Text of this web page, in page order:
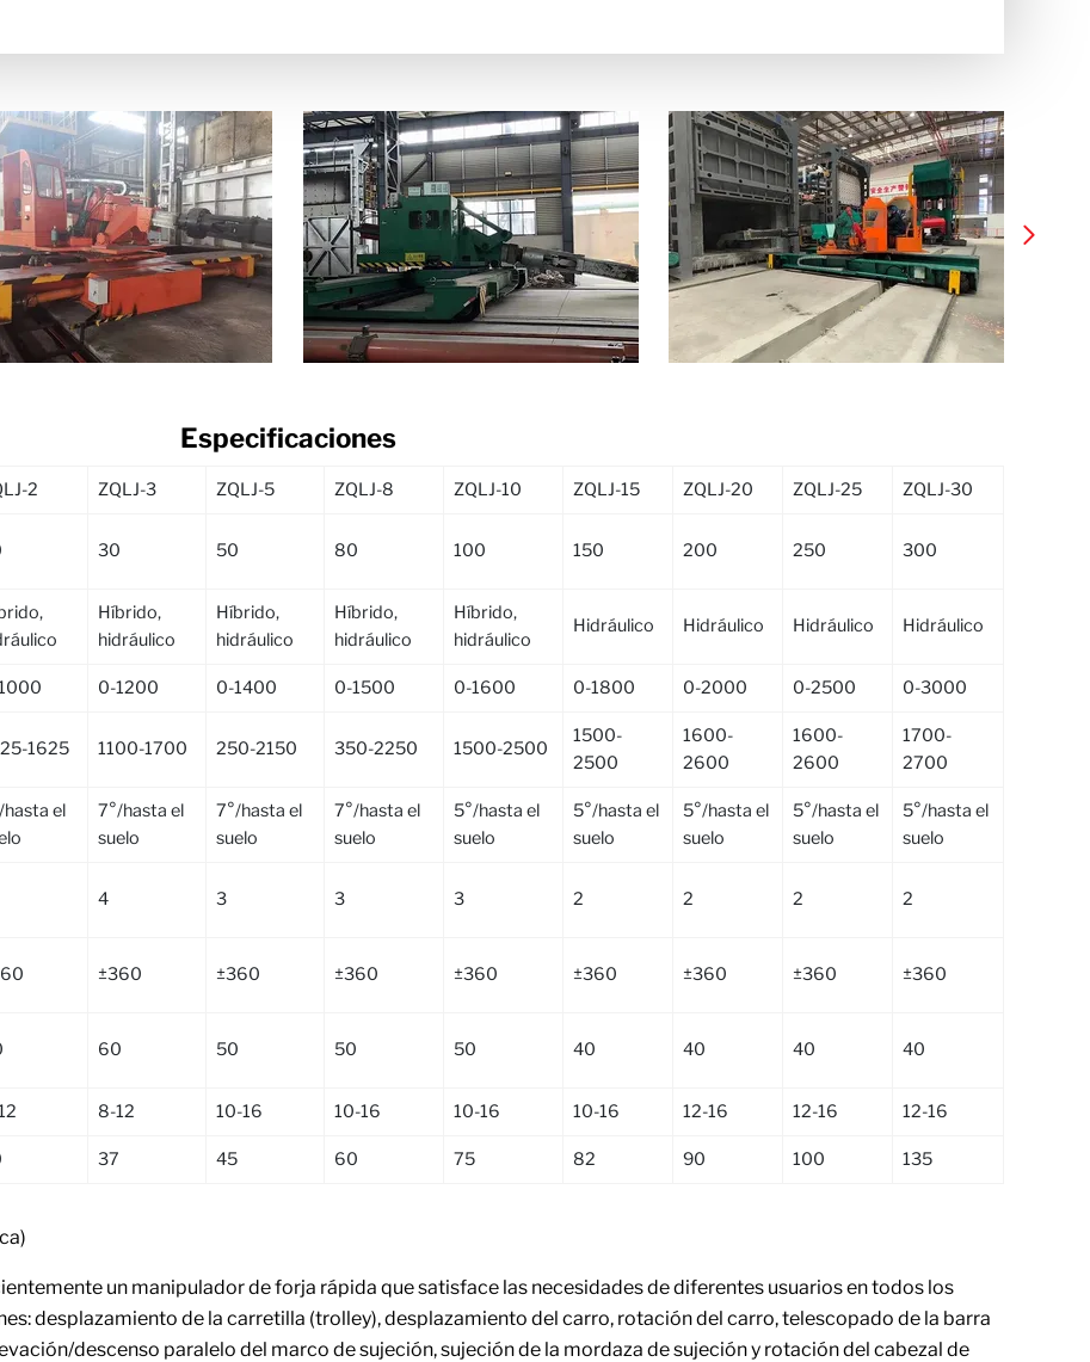
Especificaciones
2 ZQLJ-3 ZQLJ-5 ZQLJ-8 ZQLJ-10 ZQLJ-15 ZQLJ-20 ZQLJ-25 ZQLJ-30
30 50 80 100 150 200 250 300
Híbrido,
hidráulico
Híbrido,
hidráulico
Híbrido,
hidráulico
Híbrido,
hidráulico
Hidráulico Hidráulico Hidráulico Hidráulico
0-1200 0-1400 0-1500 0-1600 0-1800 0-2000 0-2500 0-3000
1625 1100-1700 250-2150 350-2250 1500-2500
1500-
2500
1600-
2600
1600-
2600
1700-
2700
hasta el
7°/hasta el
suelo
7°/hasta el
suelo
7°/hasta el
suelo
5°/hasta el
suelo
5°/hasta el
suelo
5°/hasta el
suelo
5°/hasta el
suelo
5°/hasta el
suelo
4 3 3 3 2 2 2 2
±360 ±360 ±360 ±360 ±360 ±360 ±360 ±360
60 50 50 50 40 40 40 40
8-12 10-16 10-16 10-16 10-16 12-16 12-16 12-16
37 45 60 75 82 90 100 135
un manipulador de forja rápida que satisface las necesidades de diferentes usuarios en todos los
desplazamiento de la carretilla (trolley), desplazamiento del carro, rotación del carro, telescopado de la barra
descenso paralelo del marco de sujeción, sujeción de la mordaza de sujeción y rotación del cabezal de